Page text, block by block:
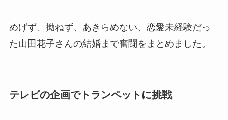
顔画像！元嫁との離婚理由や
息子も調査！
情報や離婚の噂も調査！
めげず、拗ねず、あきらめない、恋愛未経験だっ
た山田花子さんの結婚まで奮闘をまとめました。
テレビの企画でトランペットに挑戦